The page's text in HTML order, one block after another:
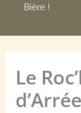
Bière !
Le